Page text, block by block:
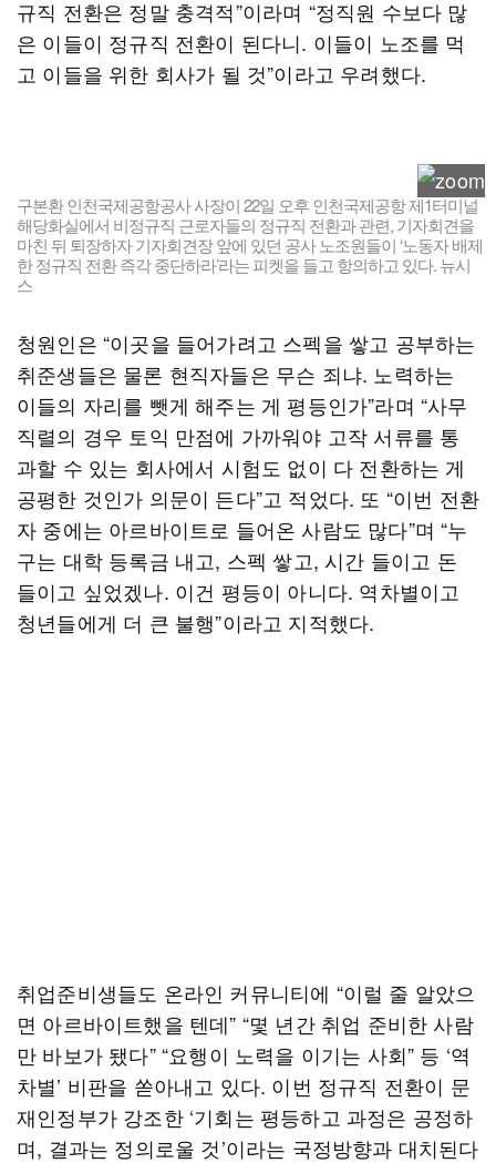
규직 전환은 정말 충격적”이라며 “정직원 수보다 많
은 이들이 정규직 전환이 된다니. 이들이 노조를 먹
고 이들을 위한 회사가 될 것”이라고 우려했다.
구본환 인천국제공항공사 사장이 22일 오후 인천국제공항 제1터미널
해당화실에서 비정규직 근로자들의 정규직 전환과 관련, 기자회견을
마친 뒤 퇴장하자 기자회견장 앞에 있던 공사 노조원들이 ‘노동자 배제
한 정규직 전환 즉각 중단하라’라는 피켓을 들고 항의하고 있다. 뉴시
스
청원인은 “이곳을 들어가려고 스펙을 쌓고 공부하는
취준생들은 물론 현직자들은 무슨 죄냐. 노력하는
이들의 자리를 뺏게 해주는 게 평등인가”라며 “사무
직렬의 경우 토익 만점에 가까워야 고작 서류를 통
과할 수 있는 회사에서 시험도 없이 다 전환하는 게
공평한 것인가 의문이 든다”고 적었다. 또 “이번 전환
자 중에는 아르바이트로 들어온 사람도 많다”며 “누
구는 대학 등록금 내고, 스펙 쌓고, 시간 들이고 돈
들이고 싶었겠나. 이건 평등이 아니다. 역차별이고
청년들에게 더 큰 불행”이라고 지적했다.
취업준비생들도 온라인 커뮤니티에 “이럴 줄 알았으
면 아르바이트했을 텐데” “몇 년간 취업 준비한 사람
만 바보가 됐다” “요행이 노력을 이기는 사회” 등 ‘역
차별’ 비판을 쏟아내고 있다. 이번 정규직 전환이 문
재인정부가 강조한 ‘기회는 평등하고 과정은 공정하
며, 결과는 정의로울 것’이라는 국정방향과 대치된다